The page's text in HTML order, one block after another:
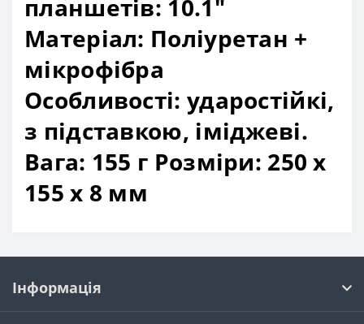
планшетів: 10.1"
Матеріал: Поліуретан +
мікрофібра
Особливості: ударостійкі,
з підставкою, іміджеві.
Вага: 155 г Розміри: 250 х
155 х 8 мм
Інформація